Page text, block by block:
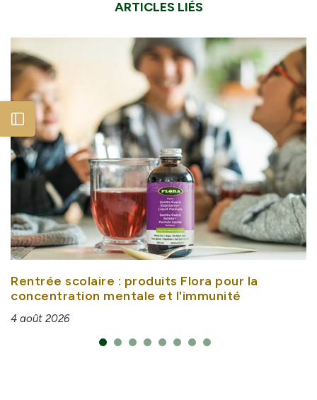
ARTICLES LIÉS
Rentrée scolaire : produits Flora pour la
concentration mentale et l'immunité
4 août 2026
Open sidebar